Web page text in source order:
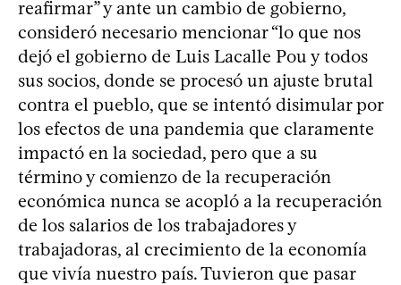
reafirmar” y ante un cambio de gobierno,
consideró necesario mencionar “lo que nos
dejó el gobierno de Luis Lacalle Pou y todos
sus socios, donde se procesó un ajuste brutal
contra el pueblo, que se intentó disimular por
los efectos de una pandemia que claramente
impactó en la sociedad, pero que a su
término y comienzo de la recuperación
económica nunca se acopló a la recuperación
de los salarios de los trabajadores y
trabajadoras, al crecimiento de la economía
que vivía nuestro país. Tuvieron que pasar